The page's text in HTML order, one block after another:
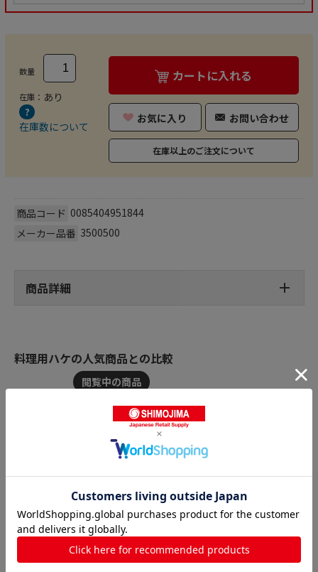
数量
在庫： あり
在庫数について
カートに入れる
お気に入り お問い合わせ
在庫以上のご注文について
商品コード 0085404951844
メーカー品番 3500500
商品詳細
料理用ハケの人気商品との比較
込)
カーライル フック
付 ブラシ（ナイロ
ン）40401 （02）2イ
ンチ 1個（ご注文単位
1個）【直送品】
￥2,970